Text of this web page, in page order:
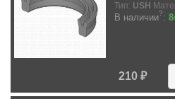
Тип: USH
В наличии?:
210 ₽